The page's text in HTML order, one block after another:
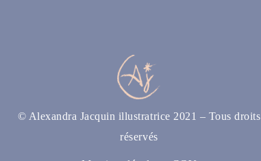
© Alexandra Jacquin illustratrice 2021 – Tous droits
réservés